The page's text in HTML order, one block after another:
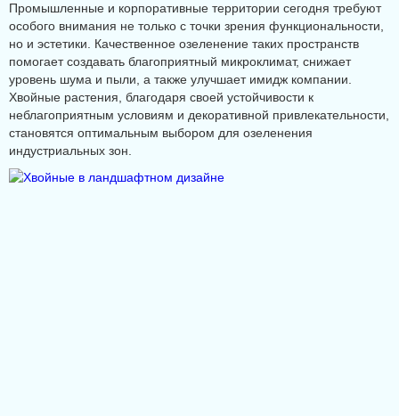
Промышленные и корпоративные территории сегодня требуют
особого внимания не только с точки зрения функциональности,
но и эстетики. Качественное озеленение таких пространств
помогает создавать благоприятный микроклимат, снижает
уровень шума и пыли, а также улучшает имидж компании.
Хвойные растения, благодаря своей устойчивости к
неблагоприятным условиям и декоративной привлекательности,
становятся оптимальным выбором для озеленения
индустриальных зон.